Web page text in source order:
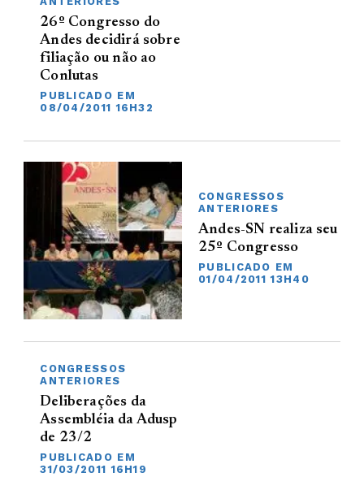
26º Congresso do
Andes decidirá sobre
filiação ou não ao
Conlutas
PUBLICADO EM
08/04/2011 16H32
CONGRESSOS
ANTERIORES
Andes-SN realiza seu
25º Congresso
PUBLICADO EM
01/04/2011 13H40
CONGRESSOS
ANTERIORES
Deliberações da
Assembléia da Adusp
de 23/2
PUBLICADO EM
31/03/2011 16H19